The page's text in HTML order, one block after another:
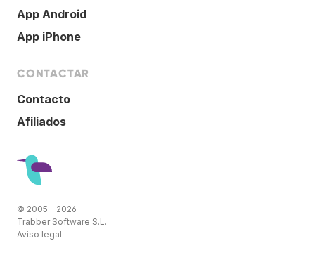
App Android
App iPhone
CONTACTAR
Contacto
Afiliados
© 2005 - 2026
Trabber Software S.L.
Aviso legal